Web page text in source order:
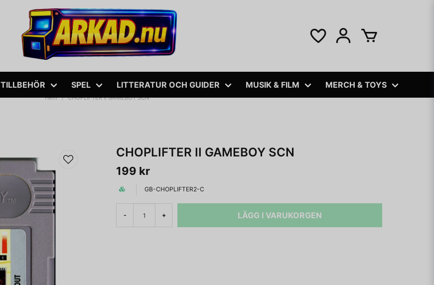
TILLBEHÖR SPEL LITTERATUR OCH GUIDER MUSIK & FILM MERCH & TOYS
Hem CHOPLIFTER II GAMEBOY SCN
CHOPLIFTER II GAMEBOY SCN
199 kr
GB-CHOPLIFTER2-C
- + LÄGG I VARUKORGEN